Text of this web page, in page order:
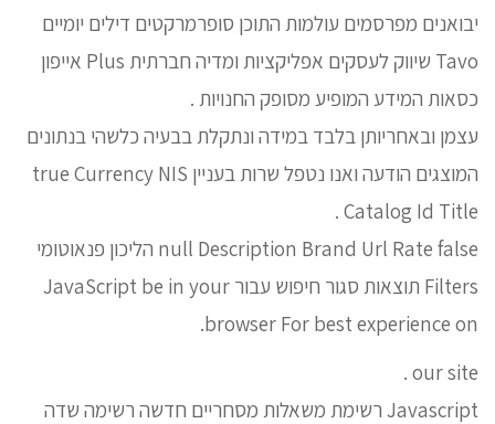
יבואנים מפרסמים עולמות התוכן סופרמרקטים דילים יומיים
Tavo שיווק לעסקים אפליקציות ומדיה חברתית Plus אייפון
כסאות המידע המופיע מסופק החנויות .
עצמן ובאחריותן בלבד במידה ונתקלת בבעיה כלשהי בנתונים
המוצגים הודעה ואנו נטפל שרות בעניין true Currency NIS
Catalog Id Title .
null Description Brand Url Rate false הליכון פנאוטומי
Filters תוצאות סגור חיפוש עבור JavaScript be in your
browser For best experience on.
our site .
Javascript רשימת משאלות מסחריים חדשה רשימה שדה